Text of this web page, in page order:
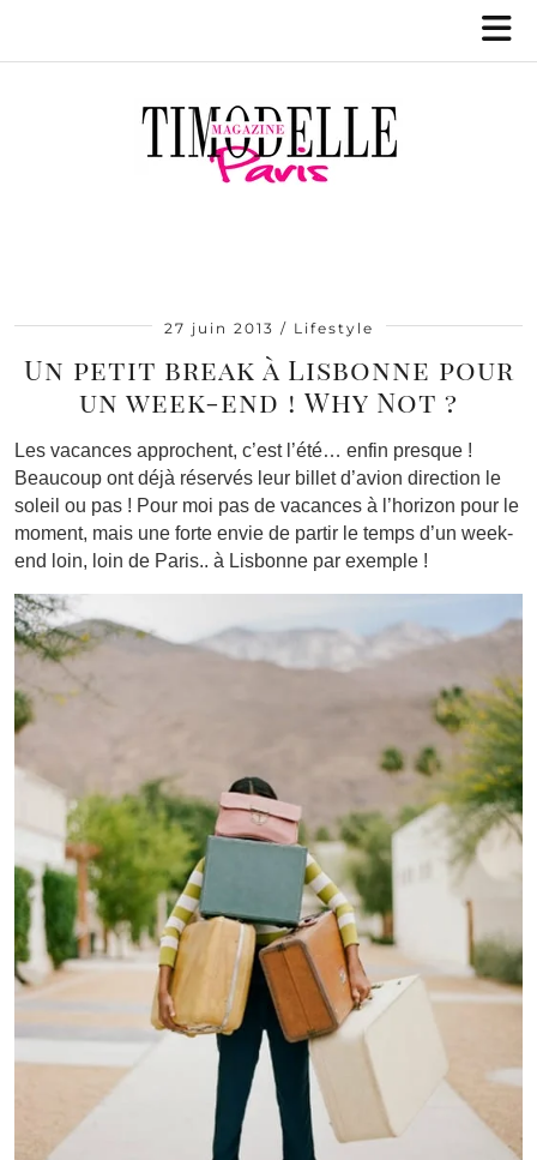
27 juin 2013 Lifestyle
Un petit break à Lisbonne pour
un week-end ! Why Not ?
Les vacances approchent, c’est l’été… enfin presque !
Beaucoup ont déjà réservés leur billet d’avion direction le
soleil ou pas ! Pour moi pas de vacances à l’horizon pour le
moment, mais une forte envie de partir le temps d’un week-
end loin, loin de Paris.. à Lisbonne par exemple !